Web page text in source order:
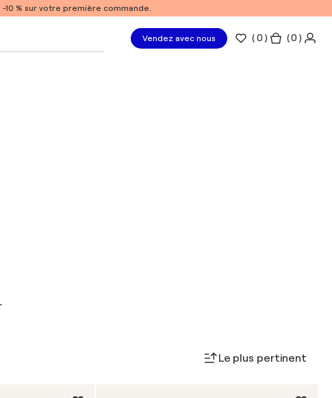
% sur votre première commande.
Vendez avec nous (0 ) ( 0 )
Le plus pertinent